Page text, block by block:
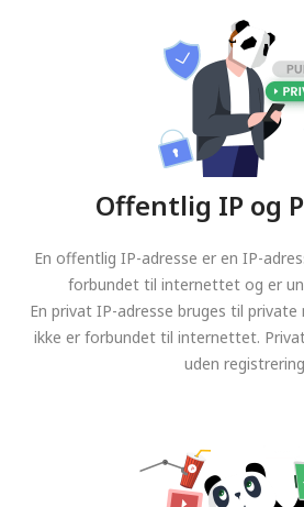
Offentlig IP og
En offentlig IP-adresse er en IP-
forbundet til internettet og er
En privat IP-adresse bruges til
ikke er forbundet til internettet.
uden